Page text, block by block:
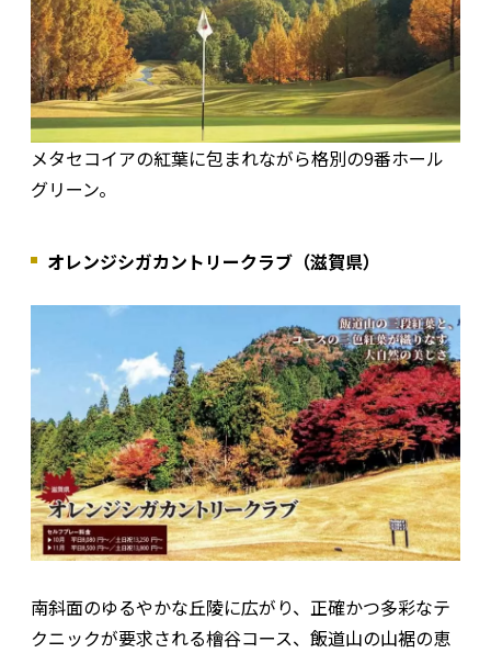
メタセコイアの紅葉に包まれながら格別の9番ホール
グリーン。
オレンジシガカントリークラブ（滋賀県）
南斜面のゆるやかな丘陵に広がり、正確かつ多彩なテ
クニックが要求される檜谷コース、飯道山の山裾の恵